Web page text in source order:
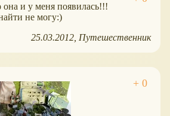
она и у меня появилась!!!
не могу:)
25.03.2012 Путешественник